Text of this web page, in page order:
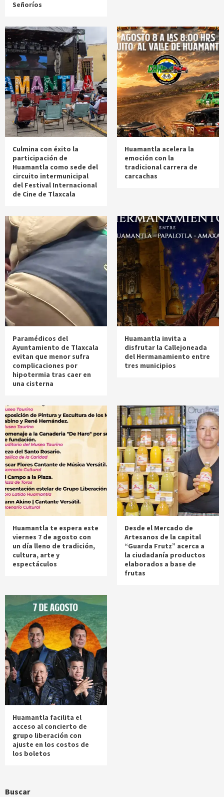
Señoríos
Culmina con éxito la
participación de
Huamantla como sede del
circuito intermunicipal
del Festival Internacional
de Cine de Tlaxcala
Huamantla acelera la
emoción con la
tradicional carrera de
carcachas
Paramédicos del
Ayuntamiento de Tlaxcala
evitan que menor sufra
complicaciones por
hipotermia tras caer en
una cisterna
Huamantla invita a
disfrutar la Callejoneada
del Hermanamiento entre
tres municipios
Huamantla te espera este
viernes 7 de agosto con
un día lleno de tradición,
cultura, arte y
espectáculos
Desde el Mercado de
Artesanos de la capital
“Guarda Frutz” acerca a
la ciudadanía productos
elaborados a base de
frutas
Huamantla facilita el
acceso al concierto de
grupo liberación con
ajuste en los costos de
los boletos
Buscar